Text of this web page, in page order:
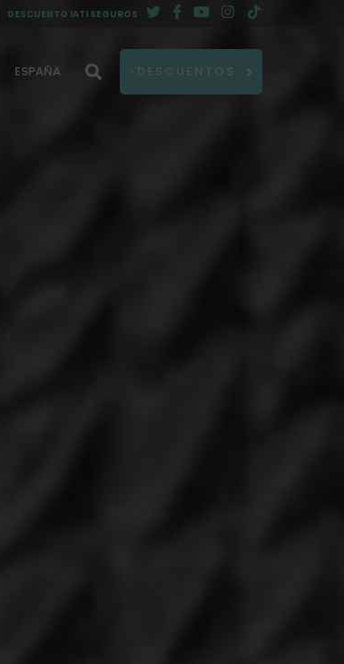
DESCUENTO IATI SEGUROS
ESPAÑA ⚡DESCUENTOS